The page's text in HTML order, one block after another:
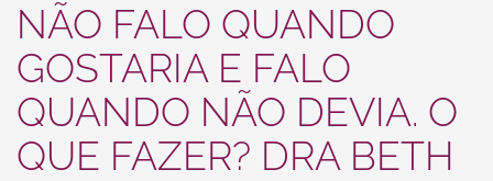
NÃO FALO QUANDO
GOSTARIA E FALO
QUANDO NÃO DEVIA. O
QUE FAZER? DRA BETH